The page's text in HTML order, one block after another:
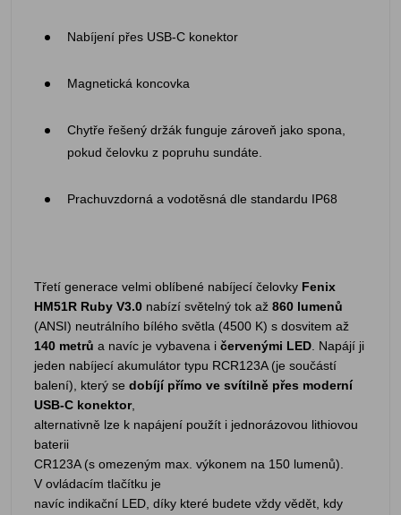
Nabíjení přes USB-C konektor
Magnetická koncovka
Chytře řešený držák funguje zároveň jako spona,
pokud čelovku z popruhu sundáte.
Prachuvzdorná a vodotěsná dle standardu IP68
Třetí generace velmi oblíbené nabíjecí čelovky Fenix
HM51R Ruby V3.0 nabízí světelný tok až 860 lumenů
(ANSI) neutrálního bílého světla (4500 K) s dosvitem až
140 metrů a navíc je vybavena i červenými LED . Napájí ji
jeden nabíjecí akumulátor typu RCR123A (je součástí
balení), který se dobíjí přímo ve svítilně přes moderní
USB-C konektor,
alternativně lze k napájení použít i jednorázovou lithiovou
baterii
CR123A (s omezeným max. výkonem na 150 lumenů).
V ovládacím tlačítku je
navíc indikační LED, díky které budete vždy vědět, kdy